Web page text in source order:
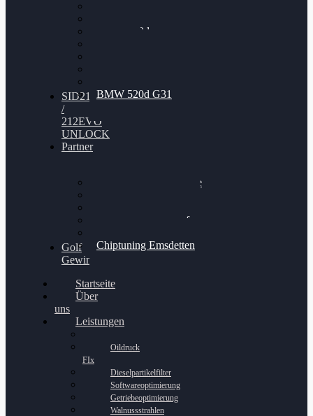
BMW 120d
BMW 520d G31
SID212
/
212EVO
UNLOCK
Partner
Bilgenroth Performance
Chiptuning Schüttorf
Chiptuning Emsdetten
Golf
Gewinnspiel
Startseite
Über
uns
Leistungen
Oildruck
FIx
Dieselpartikelfilter
Softwareoptimierung
Getriebeoptimierung
Walnussstrahlen